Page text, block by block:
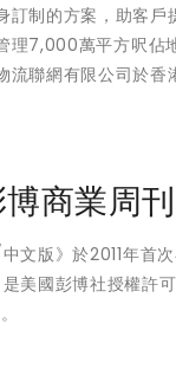
訂制的方案，助客
理7,000萬平方呎佔
流聯網有限公司於
商業周
文版》於2011年首
美國彭博社授權許